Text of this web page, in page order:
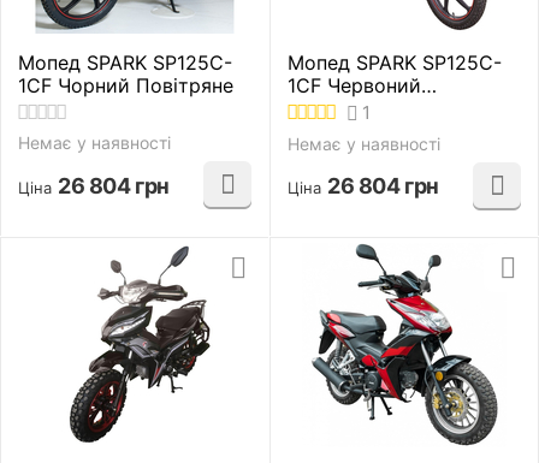
Мопед SPARK SP125C-
1CF Чорний Повітряне
Немає у наявності
Ціна 26 804 грн
Мопед SPARK SP125C-
1CF Червоний
Повітряне
1
Немає у наявності
Ціна 26 804 грн